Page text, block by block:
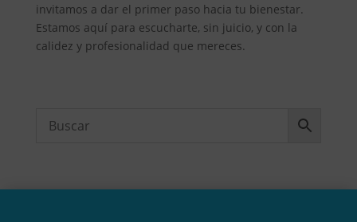
invitamos a dar el primer paso hacia tu bienestar.
Estamos aquí para escucharte, sin juicio, y con la
calidez y profesionalidad que mereces.